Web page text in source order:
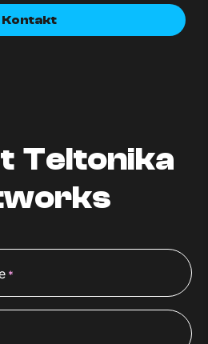
Kontakt
Teltonika
*